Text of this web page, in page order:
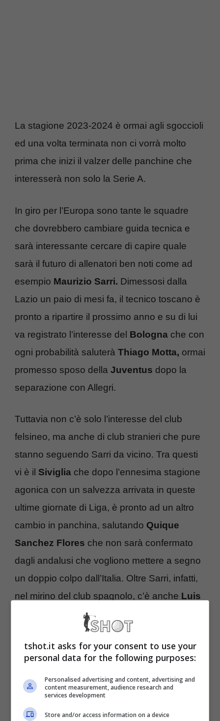
La stagione 2023-2024 è ormai agli sgoccioli
ed una volta terminata non ci vorrà molto
prima che inizi il valzer delle panchine che
interesserà non solo la Serie A.
In giro per l’Europa sono tante le squadre
che dovrebbero cambiare guida tecnica e
sarà interessante cercare di capire quale
sarà il futuro di allenatori ben noti come ad
esempio Maurizio Sarri. Dimessosi dalla
Lazio un paio di mesi fa, il tecnico toscano è
pronto a ripartire il prossimo anno e su di lui
va registrato l’interesse del Bologna che con
ogni probabilità saluterà Thiago Motta, ormai
promesso sposo della Juventus dopo la
separazione con Allegri.
Tuttavia non c’è solo l’interesse del club
felsineo, ma anche di club stranieri che pure
stanno seguendo Sarri da vicino. Tra questi
vi è il Siviglia che dopo l’ennesima stagione
agonica con un salvezza arrivata in queste
ultime giornate di Liga, è pronto ad un altro
cambio in panchina, salutando Quique
Sanchez Flores che non sarà confermato
dagli andalusi che vogliono mettere a segno
un doppio colpo dall’Italia. Oltre Sarri, infatti,
nel mirino del club spagnolo, c’è anche Luis
Siviglia, Sarri più Luis
Alberto: svolta totale in casa
andalusa
tshot.it asks for your consent to use your
personal data for the following purposes:
Personalised advertising and content, advertising and
content measurement, audience research and
services development
Store and/or access information on a device